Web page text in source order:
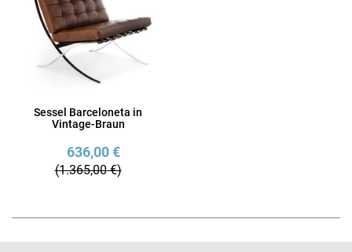
Sessel Barceloneta in
Vintage-Braun
636,00 €
(1.365,00 €)